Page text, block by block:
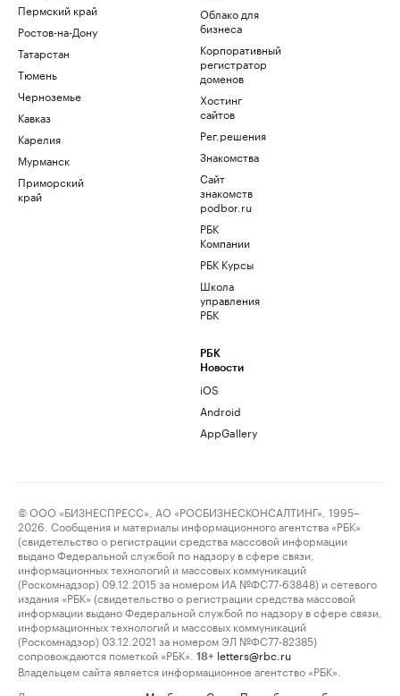
Пермский край
Ростов-на-Дону
Татарстан
Тюмень
Черноземье
Кавказ
Карелия
Мурманск
Приморский
край
Облако для
бизнеса
Корпоративный
регистратор
доменов
Хостинг
сайтов
Рег.решения
Знакомства
Сайт
знакомств
podbor.ru
РБК
Компании
РБК Курсы
Школа
управления
РБК
РБК
Новости
iOS
Android
AppGallery
© ООО «БИЗНЕСПРЕСС», АО «РОСБИЗНЕСКОНСАЛТИНГ», 1995–
2026. Сообщения и материалы информационного агентства «РБК»
(свидетельство о регистрации средства массовой информации
выдано Федеральной службой по надзору в сфере связи,
информационных технологий и массовых коммуникаций
(Роскомнадзор) 09.12.2015 за номером ИА №ФС77-63848) и сетевого
издания «РБК» (свидетельство о регистрации средства массовой
информации выдано Федеральной службой по надзору в сфере связи,
информационных технологий и массовых коммуникаций
(Роскомнадзор) 03.12.2021 за номером ЭЛ №ФС77-82385)
сопровождаются пометкой «РБК».
18+ letters@rbc.ru
Владельцем сайта является информационное агентство «РБК».